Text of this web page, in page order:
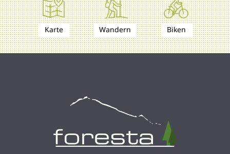
Karte Wandern Biken